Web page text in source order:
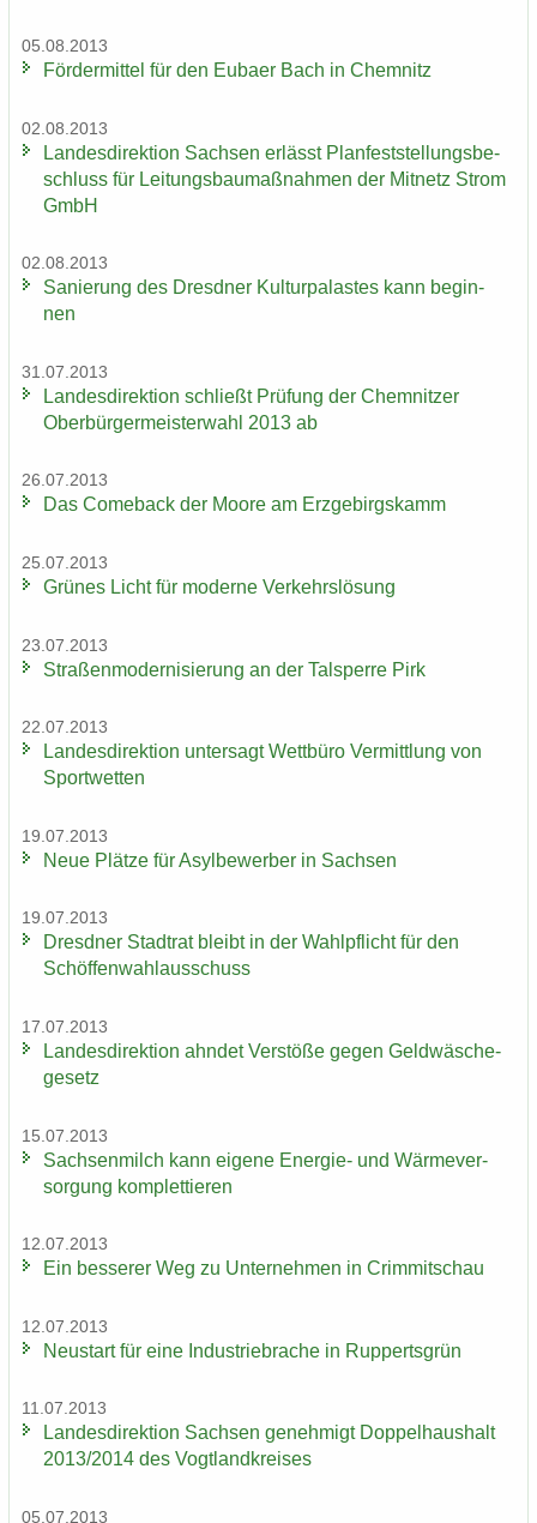
05.08.2013
För­der­mit­tel für den Eu­ba­er Bach in Chem­nitz
02.08.2013
Lan­des­di­rek­ti­on Sach­sen er­lässt Plan­fest­stel­lungs­be­
schluss für Lei­tungs­bau­maß­nah­men der Mit­netz Strom
GmbH
02.08.2013
Sa­nie­rung des Dresd­ner Kul­tur­pa­las­tes kann be­gin­
nen
31.07.2013
Lan­des­di­rek­ti­on schließt Prü­fung der Chem­nit­zer
Ober­bür­ger­meis­ter­wahl 2013 ab
26.07.2013
Das Come­back der Moore am Erz­ge­birgs­kamm
25.07.2013
Grü­nes Licht für mo­der­ne Ver­kehrs­lö­sung
23.07.2013
Stra­ßen­mo­der­ni­sie­rung an der Tal­sper­re Pirk
22.07.2013
Lan­des­di­rek­ti­on un­ter­sagt Wett­bü­ro Ver­mitt­lung von
Sport­wet­ten
19.07.2013
Neue Plät­ze für Asyl­be­wer­ber in Sach­sen
19.07.2013
Dresd­ner Stadt­rat bleibt in der Wahl­pflicht für den
Schöf­fen­wahl­aus­schuss
17.07.2013
Lan­des­di­rek­ti­on ahn­det Ver­stö­ße gegen Geld­wä­sche­
ge­setz
15.07.2013
Sach­sen­milch kann ei­ge­ne Energie-​ und Wär­me­ver­
sor­gung kom­plet­tie­ren
12.07.2013
Ein bes­se­rer Weg zu Un­ter­neh­men in Crim­mit­schau
12.07.2013
Neu­start für eine In­dus­trie­bra­che in Rup­perts­grün
11.07.2013
Lan­des­di­rek­ti­on Sach­sen ge­neh­migt Dop­pel­haus­halt
2013/2014 des Vogt­land­krei­ses
05.07.2013